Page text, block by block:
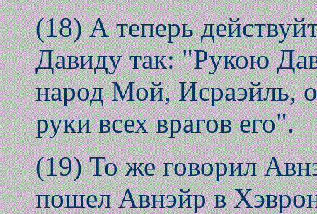
(18) А теперь
Давиду так: "Рукою
народ Мой, Исраэйль,
руки всех врагов его".
(19) То же говорил
пошел Авнэйр в